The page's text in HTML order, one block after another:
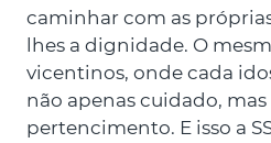
caminhar com as
lhes a dignidade. O
vicentinos, onde cada
não apenas cuidado, mas
pertencimento. E isso a